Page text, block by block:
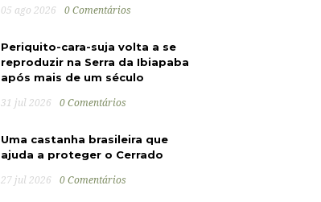
05 ago 2026 0 Comentários
Periquito-cara-suja volta a se
reproduzir na Serra da Ibiapaba
após mais de um século
31 jul 2026 0 Comentários
Uma castanha brasileira que
ajuda a proteger o Cerrado
27 jul 2026 0 Comentários